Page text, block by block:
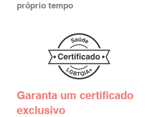
próprio tempo
Garanta um certificado
exclusivo